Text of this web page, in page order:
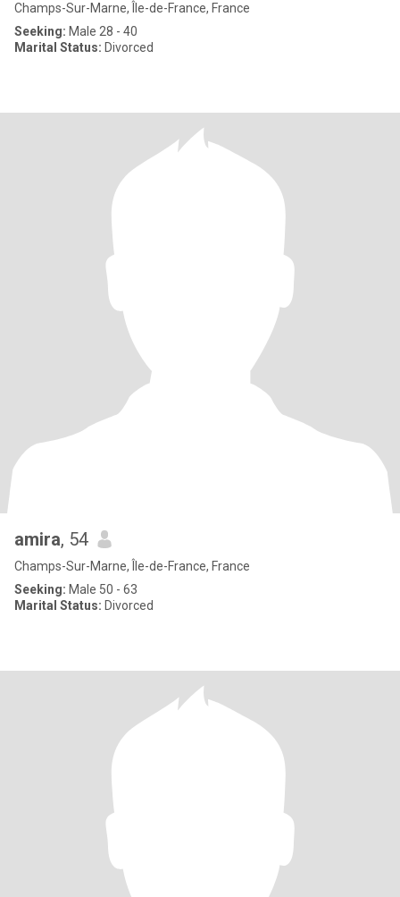
Champs-Sur-Marne, Île-de-France, France
Seeking: Male 28 - 40
Marital Status: Divorced
amira, 54
Champs-Sur-Marne, Île-de-France, France
Seeking: Male 50 - 63
Marital Status: Divorced